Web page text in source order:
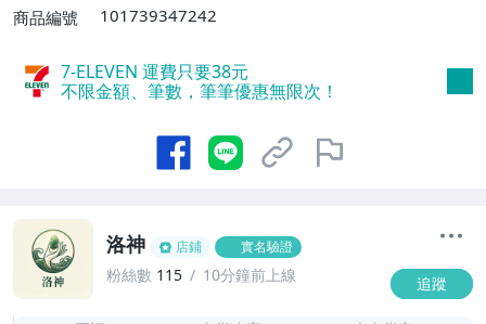
商品編號
101739347242
7-ELEVEN 運費只要38元
不限金額、筆數，筆筆優惠無限次！
洛神 店鋪 實名驗證
粉絲數 115 10分鐘前上線 追蹤